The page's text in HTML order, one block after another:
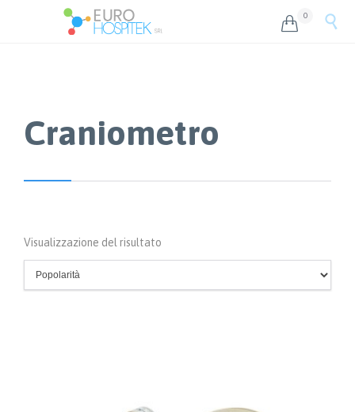
 0 
Craniometro
Visualizzazione del risultato